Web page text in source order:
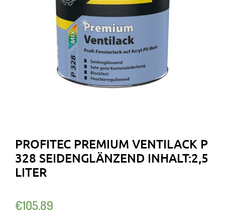
PROFITEC PREMIUM VENTILACK P
328 SEIDENGLÄNZEND INHALT:2,5
LITER
€105.89